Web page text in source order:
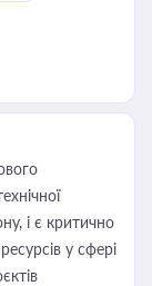
і є критично
у сфері